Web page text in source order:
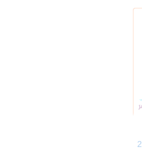
التنظيف فوريفر ألو إم بي دي 2